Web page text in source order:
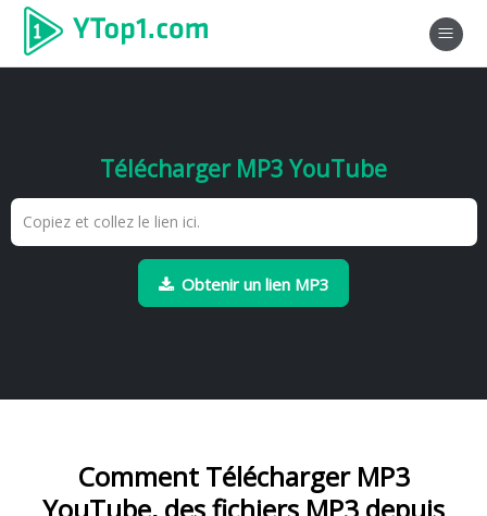
Télécharger MP3 YouTube
Obtenir un lien MP3
Comment Télécharger MP3